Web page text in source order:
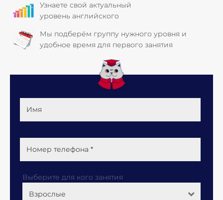
Узнаете свой актуальный
уровень английского
Мы подберём группу нужного уровня и
удобное время для первого занятия
Имя
Номер телефона *
Выберите для кого занятия
Взрослые